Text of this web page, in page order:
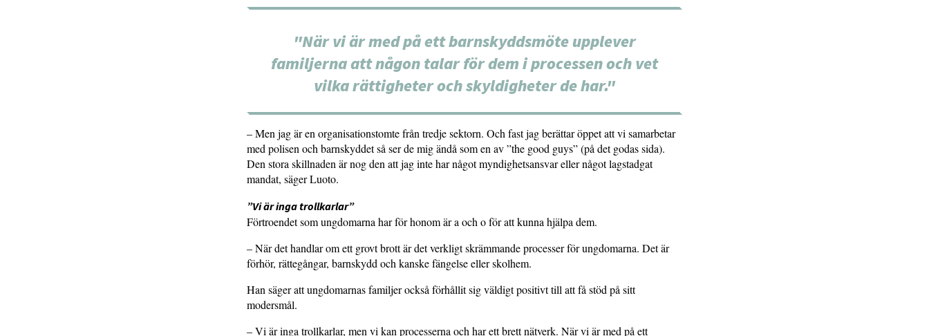
"När vi är med på ett barnskyddsmöte upplever
familjerna att någon talar för dem i processen och vet
vilka rättigheter och skyldigheter de har."
– Men jag är en organisationstomte från tredje sektorn. Och fast jag berättar öppet att vi samarbetar
med polisen och barnskyddet så ser de mig ändå som en av ”the good guys” (på det godas sida).
Den stora skillnaden är nog den att jag inte har något myndighetsansvar eller något lagstadgat
mandat, säger Luoto.
”Vi är inga trollkarlar”
Förtroendet som ungdomarna har för honom är a och o för att kunna hjälpa dem.
– När det handlar om ett grovt brott är det verkligt skrämmande processer för ungdomarna. Det är
förhör, rättegångar, barnskydd och kanske fängelse eller skolhem.
Han säger att ungdomarnas familjer också förhållit sig väldigt positivt till att få stöd på sitt
modersmål.
– Vi är inga trollkarlar, men vi kan processerna och har ett brett nätverk. När vi är med på ett